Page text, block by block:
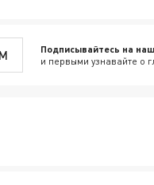
Подписывайтесь на
и первыми узнавайте о